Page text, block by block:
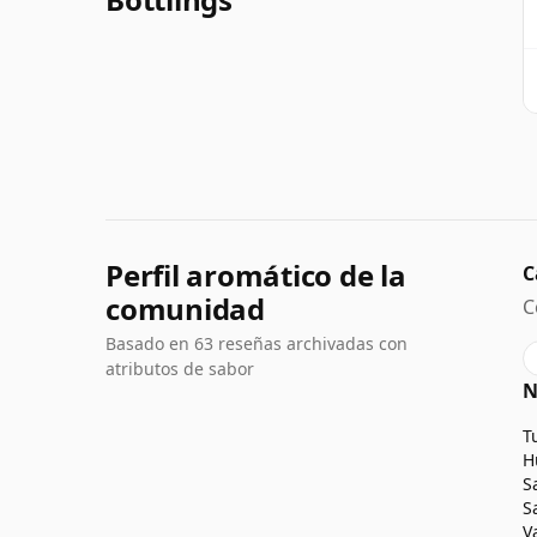
Perfil aromático de la
comunidad
Basado en 63 reseñas archivadas con
atributos de sabor